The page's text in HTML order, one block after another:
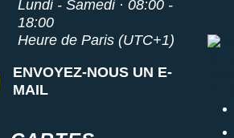
Lundi - Samedi · 08:00 -
18:00
Heure de Paris (UTC+1)
ENVOYEZ-NOUS UN E-
MAIL